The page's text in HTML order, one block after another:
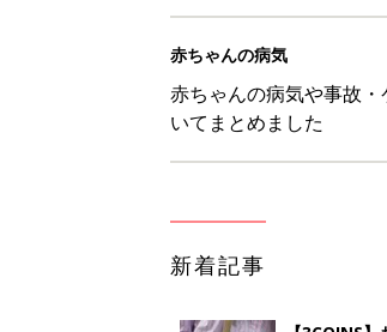
赤ちゃんの病気
赤ちゃんの病気や事故
いてまとめました
新着記事